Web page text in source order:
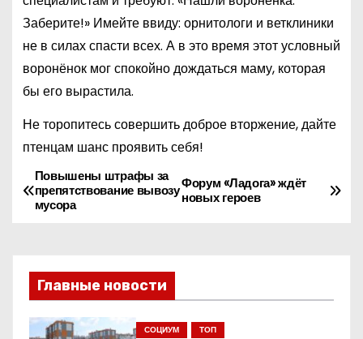
Заберите!» Имейте ввиду: орнитологи и ветклиники
не в силах спасти всех. А в это время этот условный
воронёнок мог спокойно дождаться маму, которая
бы его вырастила.
Не торопитесь совершить доброе вторжение, дайте
птенцам шанс проявить себя!
Н
а
г
Форум «Ладога» ждёт
новых героев
Повышены штрафы за
препятствование вывозу
мусора
Главные новости
СОЦИУМ ТОП